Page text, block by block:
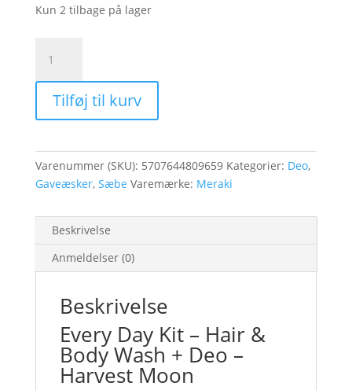
Kun 2 tilbage på lager
Day
Kit
Hair
Body
Wash
+
Harvest
Moon
Tilføj til kurv
Varenummer (SKU): 5707644809659 Kategorier: Deo,
Gaveæsker, Sæbe Varemærke: Meraki
Beskrivelse
Anmeldelser (0)
Beskrivelse
Every Day Kit – Hair &
Body Wash + Deo –
Harvest Moon